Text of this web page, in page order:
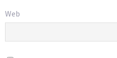
Web